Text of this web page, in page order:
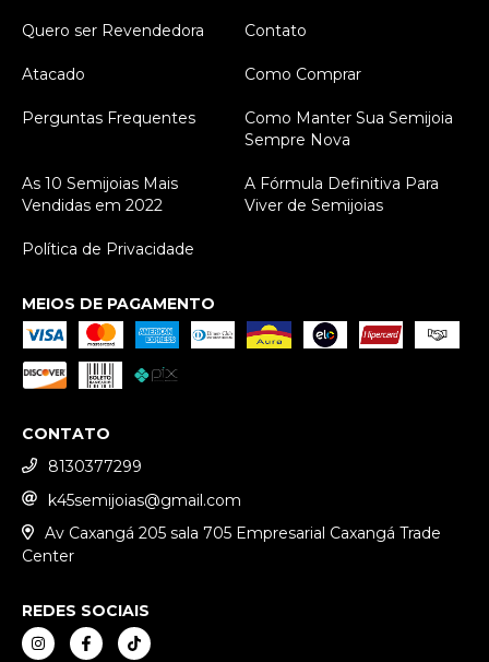
Quero ser Revendedora Contato
Atacado Como Comprar
Perguntas Frequentes
Como Manter Sua Semijoia
Sempre Nova
As 10 Semijoias Mais
Vendidas em 2022
A Fórmula Definitiva Para
Viver de Semijoias
Política de Privacidade
MEIOS DE PAGAMENTO
CONTATO
8130377299
k45semijoias@gmail.com
Av Caxangá 205 sala 705 Empresarial Caxangá Trade
Center
REDES SOCIAIS